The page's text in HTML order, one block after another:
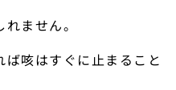
ません。
咳はすぐに止まること